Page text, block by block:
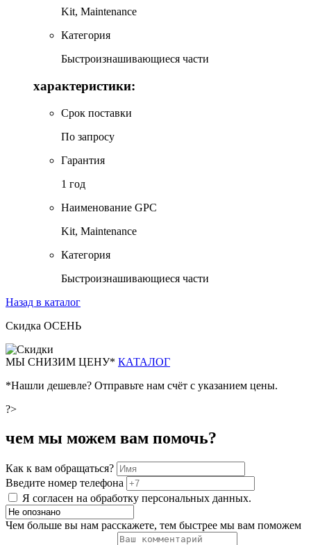
Kit, Maintenance
Категория
Быстроизнашивающиеся части
характеристики:
Срок поставки
По запросу
Гарантия
1 год
Наименование GPC
Kit, Maintenance
Категория
Быстроизнашивающиеся части
Назад в каталог
Скидка ОСЕНЬ
МЫ СНИЗИМ ЦЕНУ* КАТАЛОГ
*Нашли дешевле? Отправьте нам счёт с указанием цены.
?>
чем мы можем вам помочь?
Как к вам обращаться?
Введите номер телефона
Я согласен на обработку персональных данных.
Чем больше вы нам расскажете, тем быстрее мы вам поможем